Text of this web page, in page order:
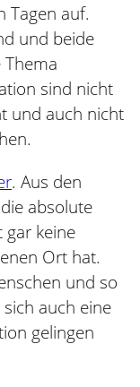
Tagen auf.
und beide
sind nicht
und auch nicht
. Aus den
absolute
gar keine
Ort hat.
und so
auch eine
gelingen